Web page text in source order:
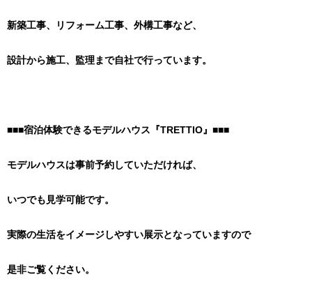
新築工事、リフォーム工事、外構工事など、
設計から施工、監理まで自社で行っています。
■■■宿泊体験できるモデルハウス『TRETTIO』■■■
モデルハウスは事前予約していただければ、
いつでも見学可能です。
実際の生活をイメージしやすい展示となっていますので
是非ご覧ください。